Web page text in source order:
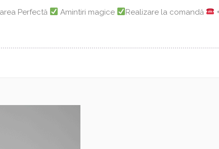
Perfectă Amintiri magice Realizare la comandă